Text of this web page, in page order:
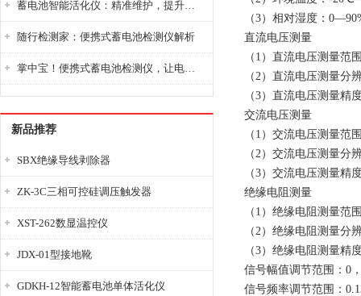
蓄电池智能活化仪：精准维护，提升电池健康状态
随行检测家：便携式蓄电池检测仪解析
掌中宝！便携式蓄电池检测仪，让电池检测变得简单又快捷！
新品推荐
SBX绝缘导线剥除器
ZK-3C三相可控硅调压触发器
XST-262数显温控仪
JDX-01型接地靴
GDKH-12智能蓄电池单体活化仪
（3）相对湿度：
直流电压测量
（1）直流电压测量范
（2）直流电压测量分
（3）直流电压测量精
交流电压测量
（1）交流电压测量范
（2）交流电压测量分
（3）交流电压测量精
绝缘电阻测量
（1）绝缘电阻测量范
（2）绝缘电阻测量分
（3）绝缘电阻测量精
信号幅值调节范围：0
信号频率调节范围：